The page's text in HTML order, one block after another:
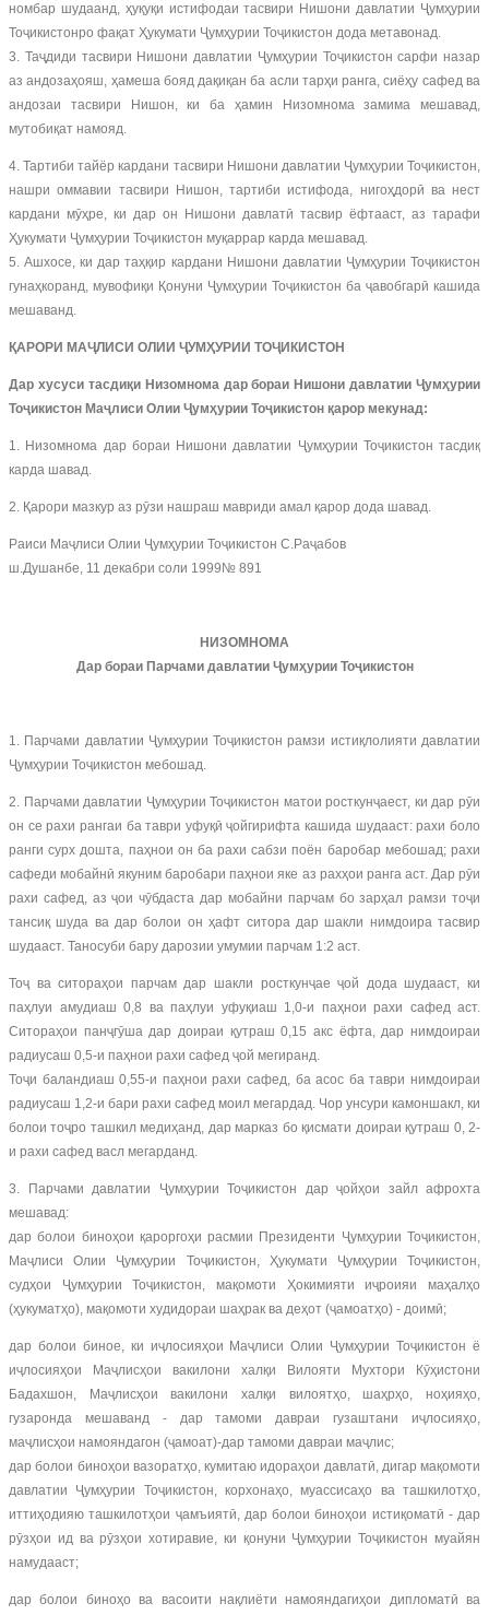
номбар шудаанд, ҳуқуқи истифодаи тасвири Нишони давлатии Ҷумҳурии
Тоҷикистонро фақат Ҳукумати Ҷумҳурии Тоҷикистон дода метавонад.
3. Таҷдиди тасвири Нишони давлатии Ҷумҳурии Тоҷикистон сарфи назар
аз андозаҳояш, ҳамеша бояд дақиқан ба асли тарҳи ранга, сиёҳу сафед ва
андозаи тасвири Нишон, ки ба ҳамин Низомнома замима мешавад,
мутобиқат намояд.
4. Тартиби тайёр кардани тасвири Нишони давлатии Ҷумҳурии Тоҷикистон,
нашри оммавии тасвири Нишон, тартиби истифода, нигоҳдорӣ ва нест
кардани мӯҳре, ки дар он Нишони давлатӣ тасвир ёфтааст, аз тарафи
Ҳукумати Ҷумҳурии Тоҷикистон муқаррар карда мешавад.
5. Ашхосе, ки дар таҳқир кардани Нишони давлатии Ҷумҳурии Тоҷикистон
гунаҳкоранд, мувофиқи Қонуни Ҷумҳурии Тоҷикистон ба ҷавобгарӣ кашида
мешаванд.
ҚАРОРИ МАҶЛИСИ ОЛИИ ҶУМҲУРИИ ТОҶИКИСТОН
Дар хусуси тасдиқи Низомнома дар бораи Нишони давлатии Ҷумҳурии
Тоҷикистон Маҷлиси Олии Ҷумҳурии Тоҷикистон қарор мекунад:
1. Низомнома дар бораи Нишони давлатии Ҷумҳурии Тоҷикистон тасдиқ
карда шавад.
2. Қарори мазкур аз рӯзи нашраш мавриди амал қарор дода шавад.
Раиси Маҷлиси Олии Ҷумҳурии Тоҷикистон С.Раҷабов
ш.Душанбе, 11 декабри соли 1999№ 891
НИЗОМНОМА
Дар бораи Парчами давлатии Ҷумҳурии Тоҷикистон
1. Парчами давлатии Ҷумҳурии Тоҷикистон рамзи истиқлолияти давлатии
Ҷумҳурии Тоҷикистон мебошад.
2. Парчами давлатии Ҷумҳурии Тоҷикистон матои росткунҷаест, ки дар рӯи
он се рахи рангаи ба таври уфуқӣ ҷойгирифта кашида шудааст: рахи боло
ранги сурх дошта, паҳнои он ба рахи сабзи поён баробар мебошад; рахи
сафеди мобайнӣ якуним баробари паҳнои яке аз рахҳои ранга аст. Дар рӯи
рахи сафед, аз ҷои чӯбдаста дар мобайни парчам бо зарҳал рамзи тоҷи
тансиқ шуда ва дар болои он ҳафт ситора дар шакли нимдоира тасвир
шудааст. Таносуби бару дарозии умумии парчам 1:2 аст.
Тоҷ ва ситораҳои парчам дар шакли росткунҷае ҷой дода шудааст, ки
паҳлуи амудиаш 0,8 ва паҳлуи уфуқиаш 1,0-и паҳнои рахи сафед аст.
Ситораҳои панҷгӯша дар доираи қутраш 0,15 акс ёфта, дар нимдоираи
радиусаш 0,5-и паҳнои рахи сафед ҷой мегиранд.
Тоҷи баландиаш 0,55-и паҳнои рахи сафед, ба асос ба таври нимдоираи
радиусаш 1,2-и бари рахи сафед моил мегардад. Чор унсури камоншакл, ки
болои тоҷро ташкил медиҳанд, дар марказ бо қисмати доираи қутраш 0, 2-
и рахи сафед васл мегарданд.
3. Парчами давлатии Ҷумҳурии Тоҷикистон дар ҷойҳои зайл афрохта
мешавад:
дар болои биноҳои қароргоҳи расмии Президенти Ҷумҳурии Тоҷикистон,
Маҷлиси Олии Ҷумҳурии Тоҷикистон, Ҳукумати Ҷумҳурии Тоҷикистон,
судҳои Ҷумҳурии Тоҷикистон, мақомоти Ҳокимияти иҷроияи маҳалҳо
(ҳукуматҳо), мақомоти худидораи шаҳрак ва деҳот (ҷамоатҳо) - доимӣ;
дар болои биное, ки иҷлосияҳои Маҷлиси Олии Ҷумҳурии Тоҷикистон ё
иҷлосияҳои Маҷлисҳои вакилони халқи Вилояти Мухтори Кӯҳистони
Бадахшон, Маҷлисҳои вакилони халқи вилоятҳо, шаҳрҳо, ноҳияҳо,
гузаронда мешаванд - дар тамоми давраи гузаштани иҷлосияҳо,
маҷлисҳои намояндагон (ҷамоат)-дар тамоми давраи маҷлис;
дар болои биноҳои вазоратҳо, кумитаю идораҳои давлатӣ, дигар мақомоти
давлатии Ҷумҳурии Тоҷикистон, корхонаҳо, муассисаҳо ва ташкилотҳо,
иттиҳодияю ташкилотҳои ҷамъиятӣ, дар болои биноҳои истиқоматӣ - дар
рӯзҳои ид ва рӯзҳои хотиравие, ки қонуни Ҷумҳурии Тоҷикистон муайян
намудааст;
дар болои биноҳо ва васоити нақлиёти намояндагиҳои дипломатӣ ва